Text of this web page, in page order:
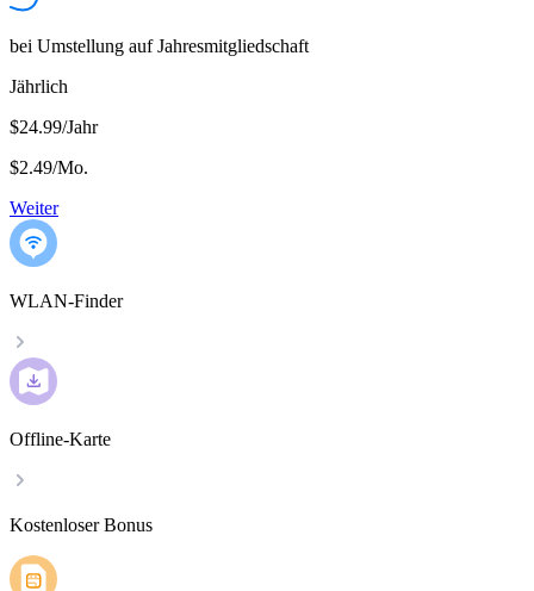
bei Umstellung auf Jahresmitgliedschaft
Jährlich
$24.99/Jahr
$2.49/Mo.
Weiter
WLAN-Finder
Offline-Karte
Kostenloser Bonus